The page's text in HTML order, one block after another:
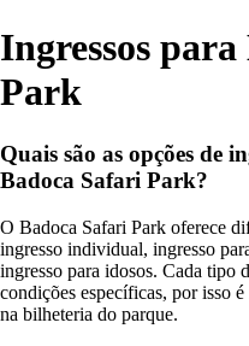
Ingressos
Park
Quais são as opções de
Badoca Safari Park?
O Badoca Safari Park oferece
ingresso individual, ingresso
ingresso para idosos. Cada tipo
condições específicas, por isso
na bilheteria do parque.